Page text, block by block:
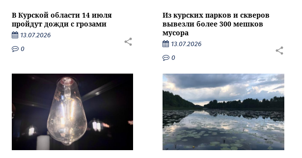
В Курской области 14 июля
пройдут дожди с грозами
13.07.2026
0
Из курских парков и скверов
вывезли более 300 мешков
мусора
13.07.2026
0